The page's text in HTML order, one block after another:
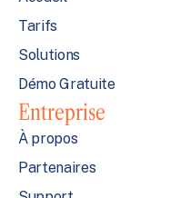
Tarifs
Solutions
Démo Gratuite
Entreprise
À propos
Partenaires